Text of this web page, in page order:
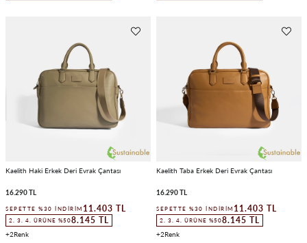
Kaelith Haki Erkek Deri Evrak Çantası
16.290 TL
SEPETTE %30 İNDIRIM 11.403 TL
2. 3. 4. ÜRÜNE %508.145 TL
2
Kaelith Taba Erkek Deri Evrak Çantası
16.290 TL
SEPETTE %30 İNDIRIM 11.403 TL
2. 3. 4. ÜRÜNE %508.145 TL
2